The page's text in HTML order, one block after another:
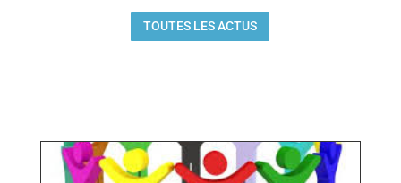
TOUTES LES ACTUS